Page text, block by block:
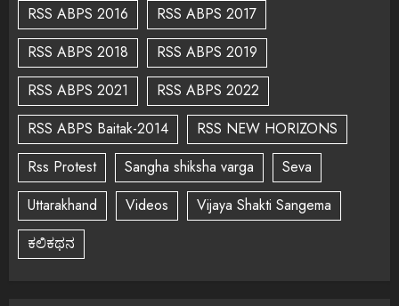
RSS ABPS 2016
RSS ABPS 2017
RSS ABPS 2018
RSS ABPS 2019
RSS ABPS 2021
RSS ABPS 2022
RSS ABPS Baitak-2014
RSS NEW HORIZONS
Rss Protest
Sangha shiksha varga
Seva
Uttarakhand
Videos
Vijaya Shakti Sangema
ಕಲಿಕಥನ